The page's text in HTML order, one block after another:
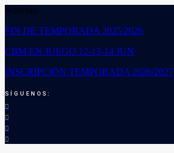
Noticias:
FIN DE TEMPORADA 2025/2026
CBM EN JUEGO 12-13-14 JUN
INSCRIPCIÓN TEMPORADA 2026/2027
SÍGUENOS: